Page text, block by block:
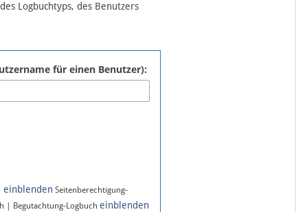
Logbuchtyps, des Benutzers
für einen Benutzer):
einblenden Seitenberechtigung-
| Begutachtung-Logbuch einblenden